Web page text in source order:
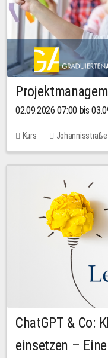
02.09.2026 07:00 bis
Kurs
Johannisstraße
Keine freien Plätze
ChatGPT & Co:
einsetzen –